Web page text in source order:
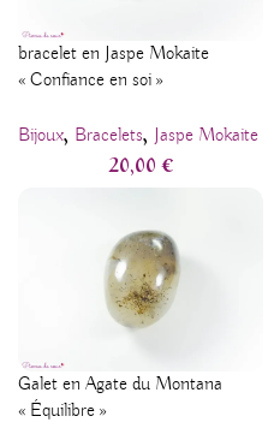
bracelet en Jaspe Mokaite
« Confiance en soi »
Bijoux, Bracelets, Jaspe Mokaite
20,00€
Galet en Agate du Montana
« Équilibre »